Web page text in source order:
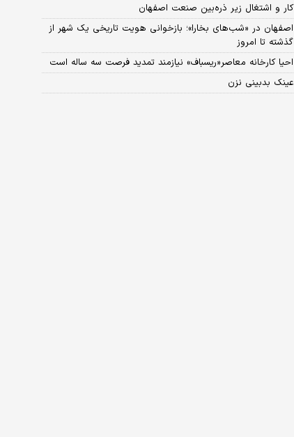
کار و اشتغال زیر ذره‌بین صنعت اصفهان
اصفهان در «شب‌های بخارا»؛ بازخوانی هویت تاریخی یک شهر از
گذشته تا امروز
احیا کارخانه معاصر«ریسباف» نیازمند تمدید فرصت سه ساله است
عینک بدبینی نزن